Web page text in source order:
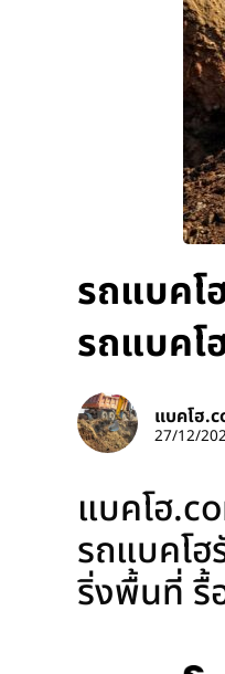
รถแบคโ
รถแบคโ
แบคโฮ
27/12/
แบคโฮ
รถแบคโฮ
ริ่งพื้นที่ รื้